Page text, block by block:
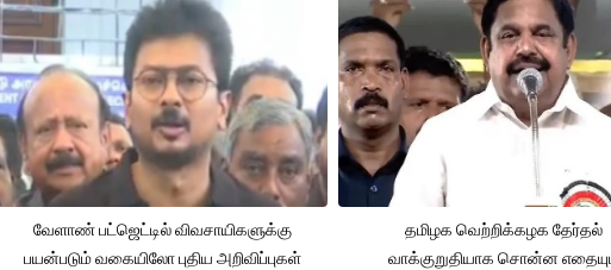
வேளாண் பட்ஜெட்டில் விவசாயிகளுக்கு
பயன்படும் வகையிலோ புதிய அறிவிப்புகள்
தமிழக வெற்றிக்கழக தேர்தல்
வாக்குறுதியாக சொன்ன